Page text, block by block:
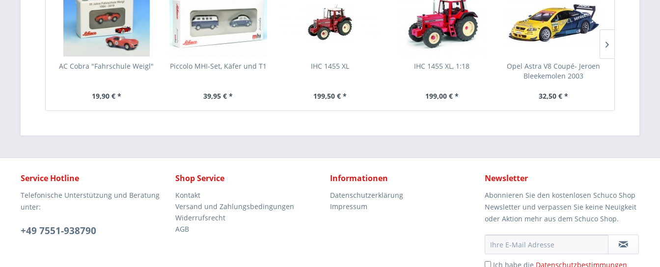
AC Cobra "Fahrschule Weigl"
19,90 € *
Piccolo MHI-Set, Käfer und T1
39,95 € *
IHC 1455 XL
199,50 € *
IHC 1455 XL, 1:18
199,00 € *
Opel Astra V8 Coupé- Jeroen
Bleekemolen 2003
32,50 € *
Service Hotline
Telefonische Unterstützung und Beratung
unter:
+49 7551-938790
Shop Service
Kontakt
Versand und Zahlungsbedingungen
Widerrufsrecht
AGB
Informationen
Datenschutzerklärung
Impressum
Newsletter
Abonnieren Sie den kostenlosen Schuco Shop
Newsletter und verpassen Sie keine Neuigkeit
oder Aktion mehr aus dem Schuco Shop.
Ich habe die Datenschutzbestimmungen